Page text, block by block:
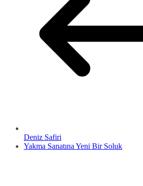
Deniz Safiri
Yakma Sanatına Yeni Bir Soluk